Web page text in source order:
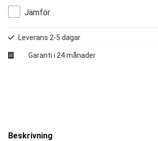
Jämför
Leverans 2-5 dagar
Garanti i 24 månader
Beskrivning